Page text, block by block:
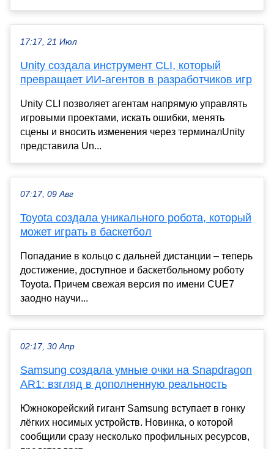
17:17, 21 Июл
Unity создала инструмент CLI, который
превращает ИИ-агентов в разработчиков игр
Unity CLI позволяет агентам напрямую управлять
игровыми проектами, искать ошибки, менять
сцены и вносить изменения через терминалUnity
представила Un...
07:17, 09 Авг
Toyota создала уникального робота, который
может играть в баскетбол
Попадание в кольцо с дальней дистанции – теперь
достижение, доступное и баскетбольному роботу
Toyota. Причем свежая версия по имени CUE7
заодно научи...
02:17, 30 Апр
Samsung создала умные очки на Snapdragon
AR1: взгляд в дополненную реальность
Южнокорейский гигант Samsung вступает в гонку
лёгких носимых устройств. Новинка, о которой
сообщили сразу несколько профильных ресурсов,